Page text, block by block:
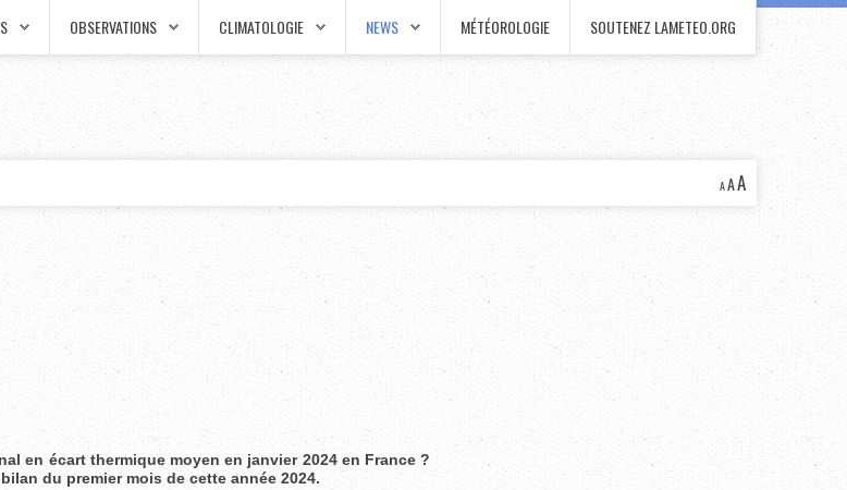
OBSERVATIONS CLIMATOLOGIE NEWS MÉTÉOROLOGIE SOUTENEZ LAMETEO.ORG
AAA
en écart thermique moyen en janvier 2024 en France ?
du premier mois de cette année 2024.